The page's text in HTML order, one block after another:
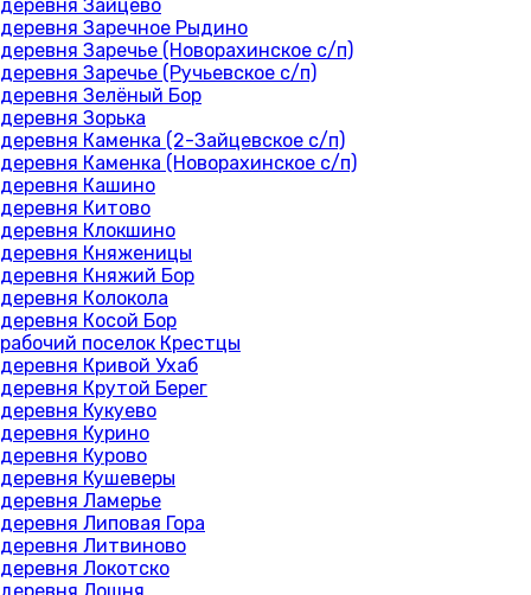
деревня Зайцево
деревня Заречное Рыдино
деревня Заречье (Новорахинское с/п)
деревня Заречье (Ручьевское с/п)
деревня Зелёный Бор
деревня Зорька
деревня Каменка (2-Зайцевское с/п)
деревня Каменка (Новорахинское с/п)
деревня Кашино
деревня Китово
деревня Клокшино
деревня Княженицы
деревня Княжий Бор
деревня Колокола
деревня Косой Бор
рабочий поселок Крестцы
деревня Кривой Ухаб
деревня Крутой Берег
деревня Кукуево
деревня Курино
деревня Курово
деревня Кушеверы
деревня Ламерье
деревня Липовая Гора
деревня Литвиново
деревня Локотско